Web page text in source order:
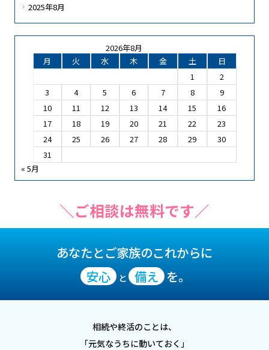
2025年8月
2026年8月
月
火 水 木 金 土
日
1
2
3
4 5 6 7 8
9
10
11 12 13 14 15
16
17
18 19 20 21 22
23
24
25 26 27 28 29
30
31
« 5月
＼ご相談は無料です／
あなたとご家族のこれからに
安心
と 備え を。
相続や終活のことは、
「元気なうちに動いておく」